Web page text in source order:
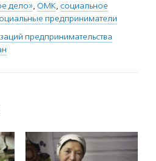
дело», ОМК, социальное
предприниматели
предпринимательства